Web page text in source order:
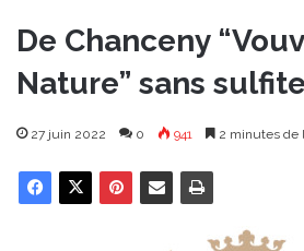
De Chanceny
Nature” sans
27 juin 2022 0 941 2 minutes de